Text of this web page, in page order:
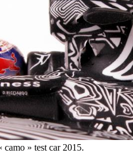
» test car 2015.